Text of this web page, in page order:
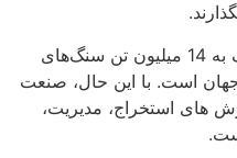
ثانیاً، ایران با استخراج سالانه نزدیک به 14 میلیون تن سنگ‌های
جهان است. با این حال، صنعت
های استخراج، مدیریت،